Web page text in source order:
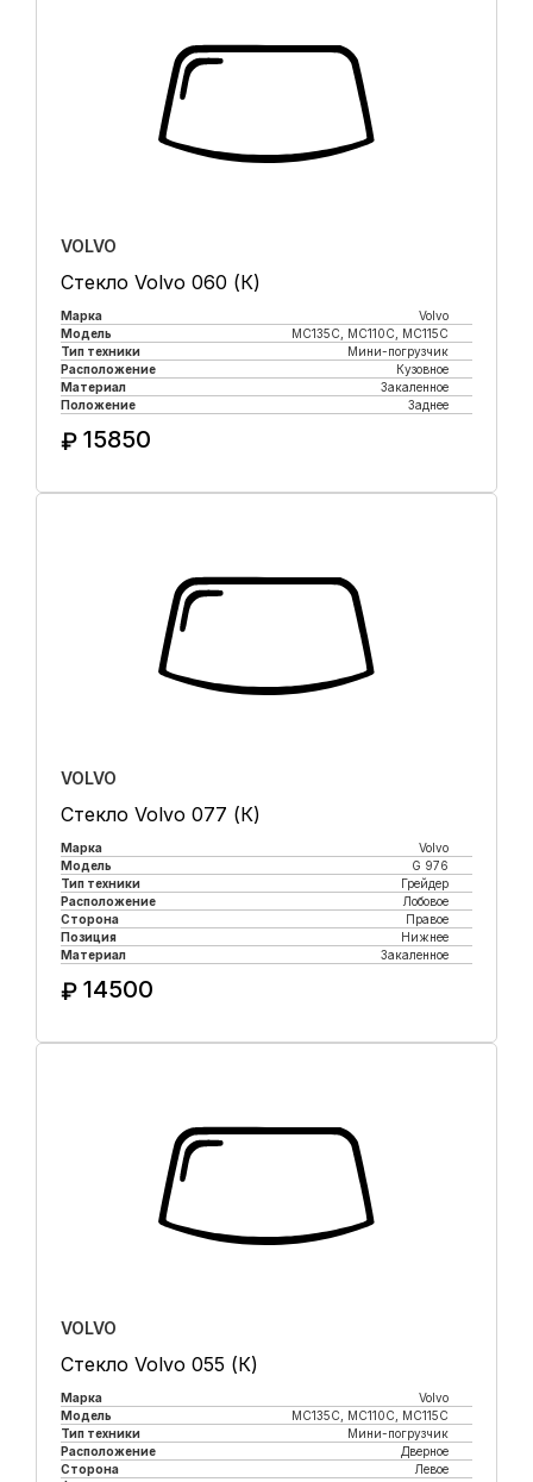
VOLVO
Стекло Volvo 060 (К)
Марка
Volvo
Модель
MC135C, MC110C, MC115C
Тип техники
Мини-погрузчик
Расположение
Кузовное
Материал
Закаленное
Положение
Заднее
₽ 15850
VOLVO
Стекло Volvo 077 (К)
Марка
Volvo
Модель
G 976
Тип техники
Грейдер
Расположение
Лобовое
Сторона
Правое
Позиция
Нижнее
Материал
Закаленное
₽ 14500
VOLVO
Стекло Volvo 055 (К)
Марка
Volvo
Модель
MC135C, MC110C, MC115C
Тип техники
Мини-погрузчик
Расположение
Дверное
Сторона
Левое